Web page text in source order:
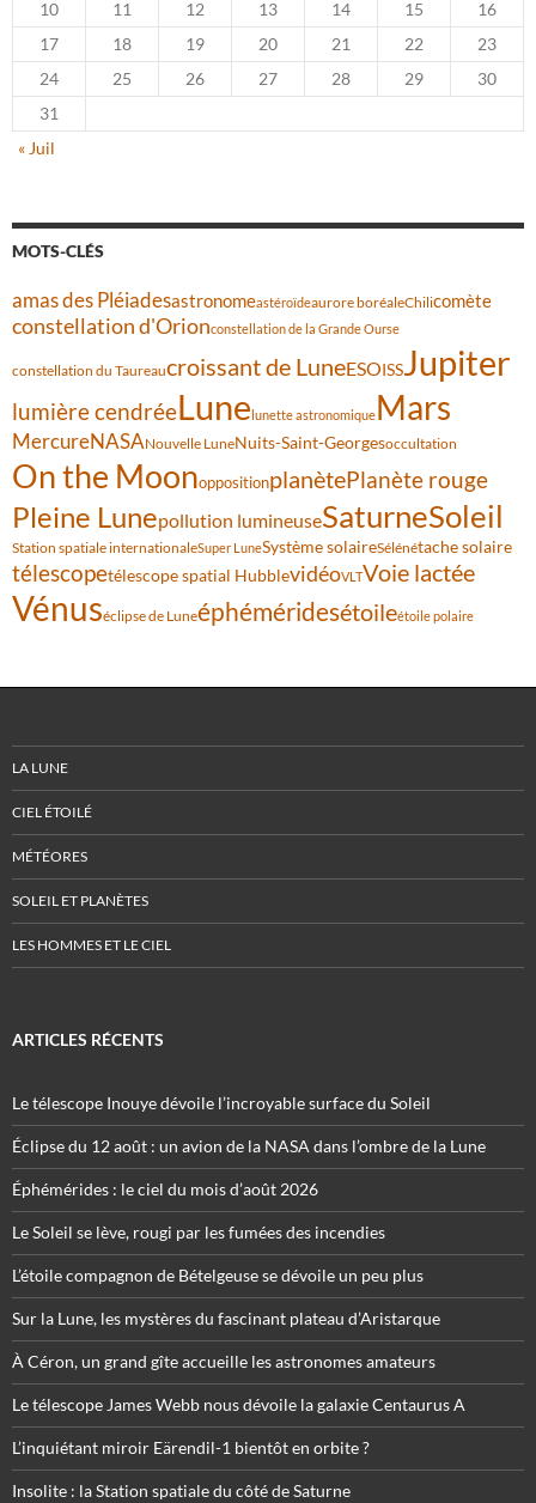
10 11 12 13 14 15
16
17
18 19 20 21 22
23
24
25 26 27 28 29
30
31
« Juil
MOTS-CLÉS
amas des Pléiadesastronomeastéroïdeaurore boréaleChilicomète
constellation d'Orionconstellation de la Grande Ourse
constellation du Taureaucroissant de LuneESOISSJupiter
lumière cendréeLune lunette astronomiqueMars
MercureNASANouvelle LuneNuits-Saint-Georgesoccultation
On the MoonoppositionplanètePlanète rouge
Pleine Lunepollution lumineuseSaturneSoleil
Station spatiale internationaleSuper LuneSystème solaireSélénétache solaire
télescopetélescope spatial HubblevidéoVLTVoie lactée
Vénuséclipse de Luneéphéméridesétoileétoile polaire
LA LUNE
CIEL ÉTOILÉ
MÉTÉORES
SOLEIL ET PLANÈTES
LES HOMMES ET LE CIEL
ARTICLES RÉCENTS
Le télescope Inouye dévoile l’incroyable surface du Soleil
Éclipse du 12 août : un avion de la NASA dans l’ombre de la Lune
Éphémérides : le ciel du mois d’août 2026
Le Soleil se lève, rougi par les fumées des incendies
L’étoile compagnon de Bételgeuse se dévoile un peu plus
Sur la Lune, les mystères du fascinant plateau d’Aristarque
À Céron, un grand gîte accueille les astronomes amateurs
Le télescope James Webb nous dévoile la galaxie Centaurus A
L’inquiétant miroir Eärendil-1 bientôt en orbite ?
Insolite : la Station spatiale du côté de Saturne